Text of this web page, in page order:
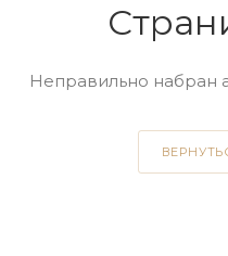
Неправильно набран